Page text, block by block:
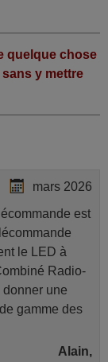
quelque chose
y mettre
mars 2026
est
le LED à
Radio-
une
gamme des
Alain,